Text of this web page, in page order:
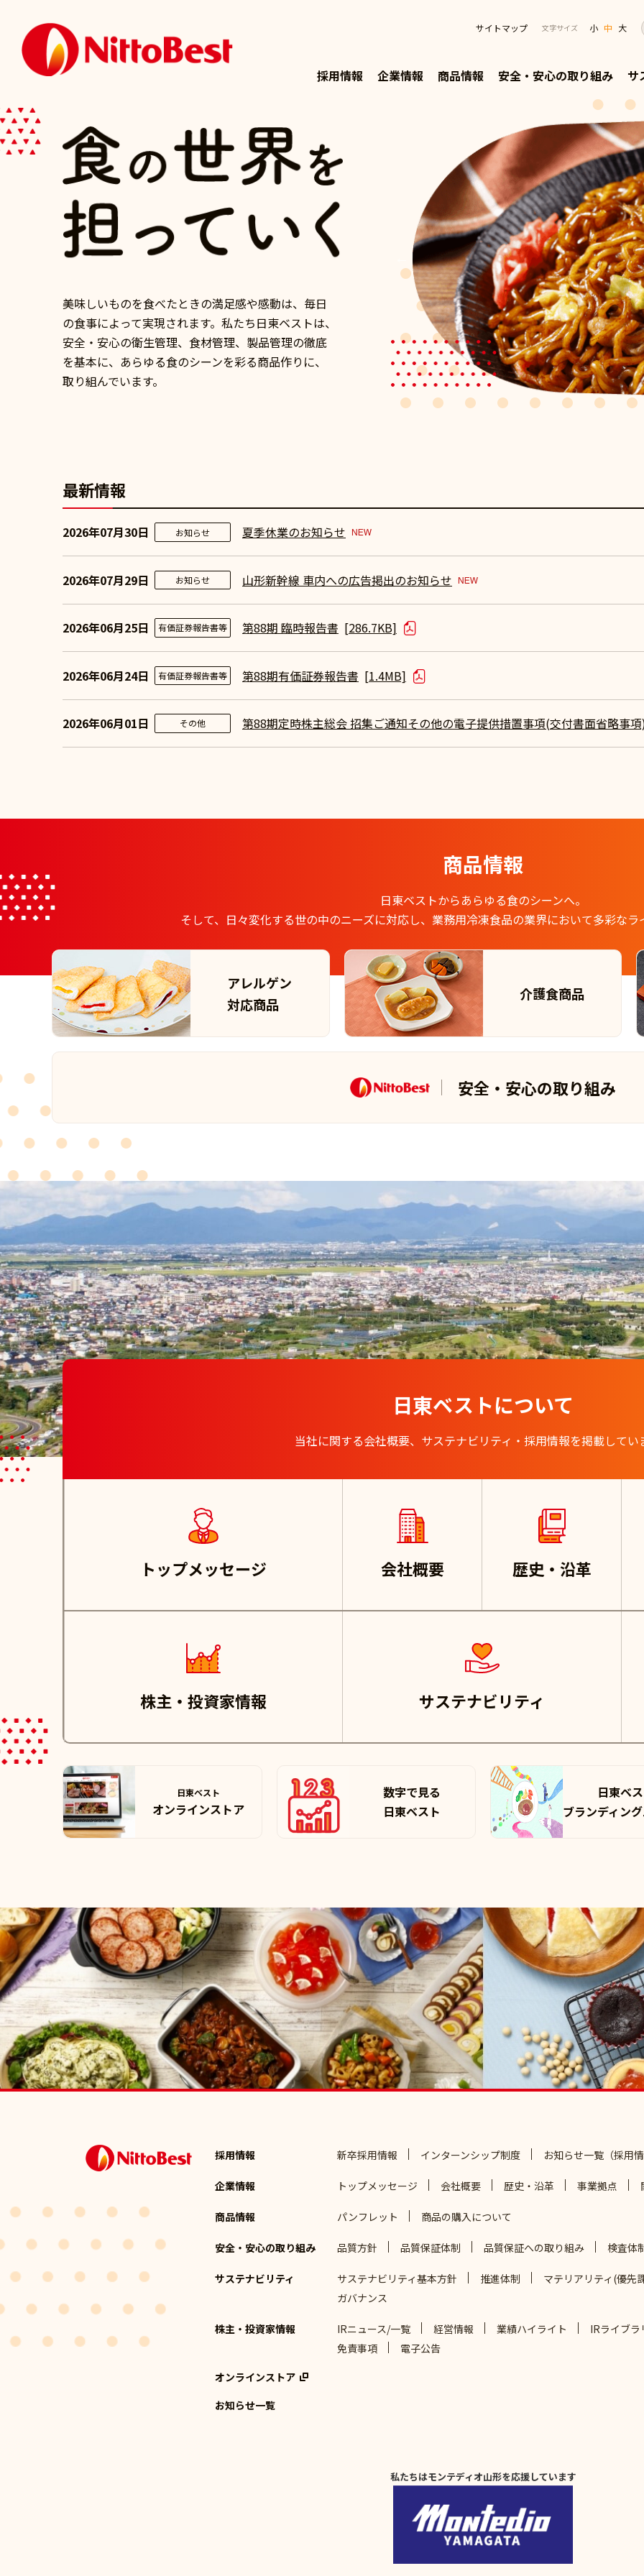
サイトマップ 文字サイズ 小 中 大
採用情報 企業情報 商品情報 安全・安心の取り組み サ
美味しいものを食べたときの満足感や感動は、毎日
の食事によって実現されます。私たち日東ベストは、
安全・安心の衛生管理、食材管理、製品管理の徹底
を基本に、あらゆる食のシーンを彩る商品作りに、
取り組んでいます。
最新情報
2026年07月30日 お知らせ 夏季休業のお知らせ
2026年07月29日 お知らせ 山形新幹線 車内への広告掲出のお知らせ
2026年06月25日 有価証券報告書等 第88期 臨時報告書 [286.7KB]
2026年06月24日 有価証券報告書等 第88期有価証券報告書 [1.4MB]
2026年06月01日 その他 第88期定時株主総会 招集ご通知その他の電子提供措置事項(交付書面省略事
商品情報
日東ベストからあらゆる食のシーンへ。
そして、日々変化する世の中のニーズに対応し、業務用冷凍食品の業界において多彩な
アレルゲン
対応商品
介護食商品
安全・安心の取り組み
日東ベストについて
当社に関する会社概要、サステナビリティ・採用情報を掲載してい
トップメッセージ 会社概要 歴史・沿革
株主・投資家情報 サステナビリティ
日東ベスト
オンラインストア
数字で見る
日東ベスト
日東ベ
ブランディン
採用情報 新卒採用情報 インターンシップ制度 お知らせ一覧（採用
企業情報 トップメッセージ 会社概要 歴史・沿革 事業拠点
商品情報 パンフレット 商品の購入について
安全・安心の取り組み 品質方針 品質保証体制 品質保証への取り組み 検査体
サステナビリティ サステナビリティ基本方針 推進体制
マテリアリティ(優先
ガバナンス
株主・投資家情報 IRニュース/一覧 経営情報 業績ハイライト
IRライブラ
免責事項
電子公告
オンラインストア
お知らせ一覧
私たちはモンテディオ山形を応援しています